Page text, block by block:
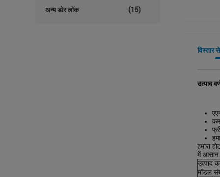
अन्य डोर लॉक (15)
विस्तार
उत्पाद
हमारा
में आसान
उत्पाद
मॉडल